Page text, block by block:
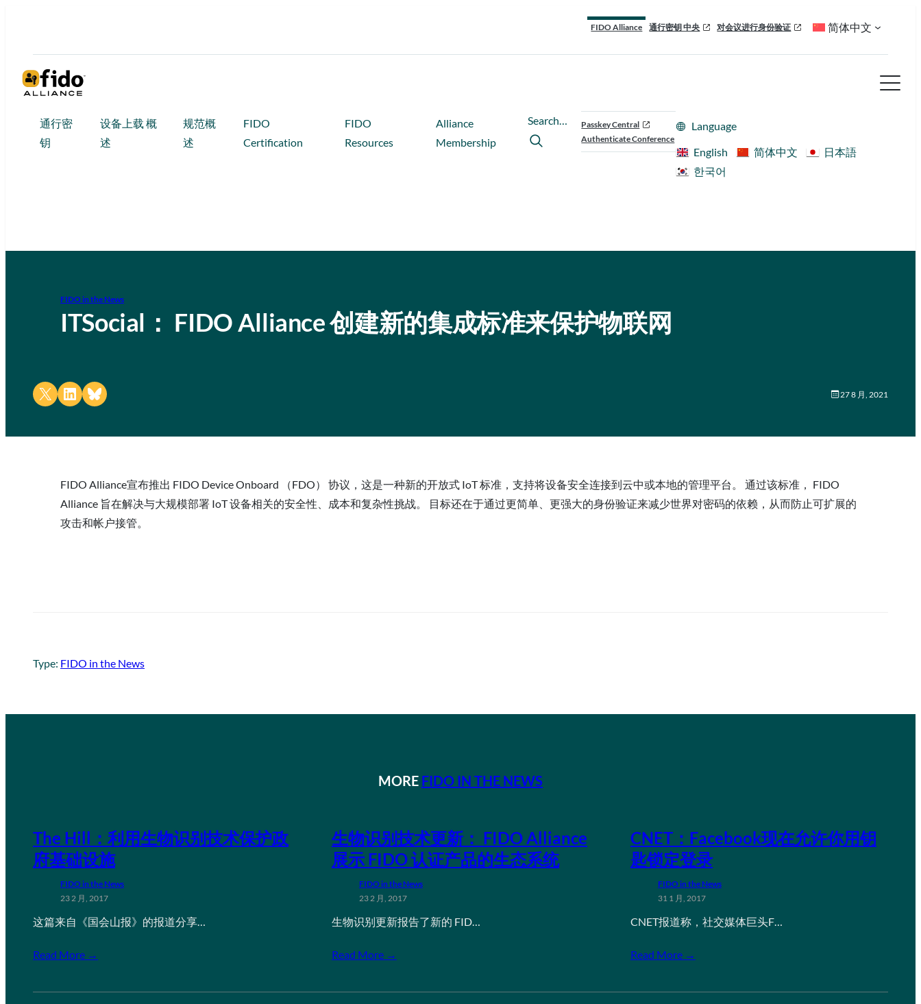
FIDO Alliance 通行密钥 中央 对会议进行身份验证 简体中文
通行密
钥
设备上载 概
述
规范概
述
FIDO
Certification
FIDO
Resources
Alliance
Membership
Search…
Passkey Central
Authenticate Conference
Language
English
简体中文
日本語
한국어
FIDO in the News
ITSocial： FIDO Alliance 创建新的集成标准来保护物联网
Share on X Share on LinkedIn
Share on Bluesky 27 8 月, 2021
FIDO Alliance宣布推出 FIDO Device Onboard （FDO） 协议，这是一种新的开放式 IoT 标准，支持将设备安全连接到云中或本地的管理平台。 通过该标准， FIDO
Alliance 旨在解决与大规模部署 IoT 设备相关的安全性、成本和复杂性挑战。 目标还在于通过更简单、更强大的身份验证来减少世界对密码的依赖，从而防止可扩展的
攻击和帐户接管。
Type: FIDO in the News
MORE FIDO IN THE NEWS
The Hill：利用生物识别技术保护政
府基础设施
FIDO in the News
23 2 月, 2017
这篇来自《国会山报》的报道分享…
Read More →
生物识别技术更新： FIDO Alliance
展示 FIDO 认证产品的生态系统
FIDO in the News
23 2 月, 2017
生物识别更新报告了新的 FID…
Read More →
CNET：Facebook现在允许你用钥
匙锁定登录
FIDO in the News
31 1 月, 2017
CNET报道称，社交媒体巨头F…
Read More →